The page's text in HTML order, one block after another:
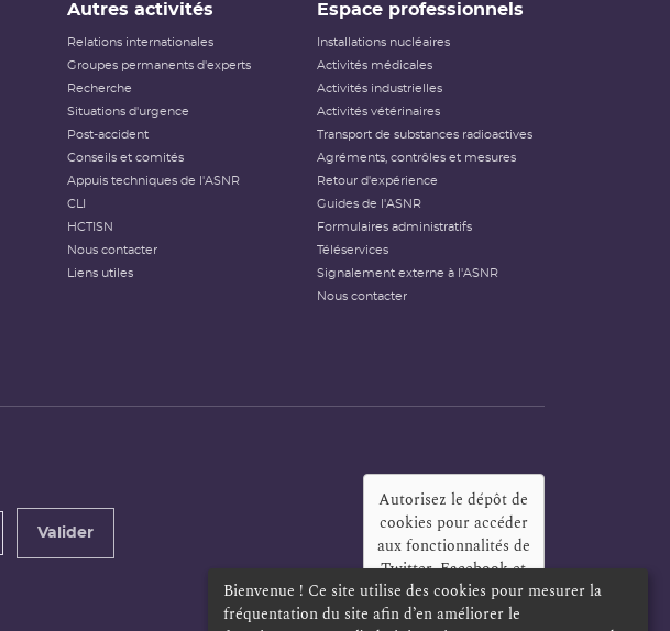
Autres activités
Relations internationales
Groupes permanents d'experts
Recherche
Situations d'urgence
Post-accident
Conseils et comités
Appuis techniques de l'ASNR
CLI
HCTISN
Nous contacter
Liens utiles
Espace professionnels
Installations nucléaires
Activités médicales
Activités industrielles
Activités vétérinaires
Transport de substances radioactives
Agréments, contrôles et mesures
Retour d'expérience
Guides de l'ASNR
Formulaires administratifs
Téléservices
Signalement externe à l'ASNR
Nous contacter
Valider
Autorisez le dépôt de
cookies pour accéder
aux fonctionnalités de
Twitter, Facebook et
LinkedIn?
Bienvenue ! Ce site utilise des cookies pour mesurer la
fréquentation du site afin d’en améliorer le